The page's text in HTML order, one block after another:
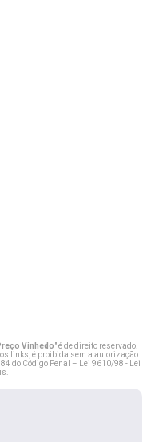
Vinhedo" é de direito reservado.
links, é proibida sem a autorização
do Código Penal –
Lei 9610/98 - Lei